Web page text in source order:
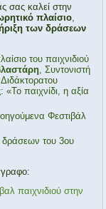
σας καλεί στην
πλαίσιο
των δράσεων
του παιχνιδιού
, Συντονιστή
«Το παιχνίδι, η αξία
Φεστιβάλ
δράσεων του 3ου
παιχνιδιού στην